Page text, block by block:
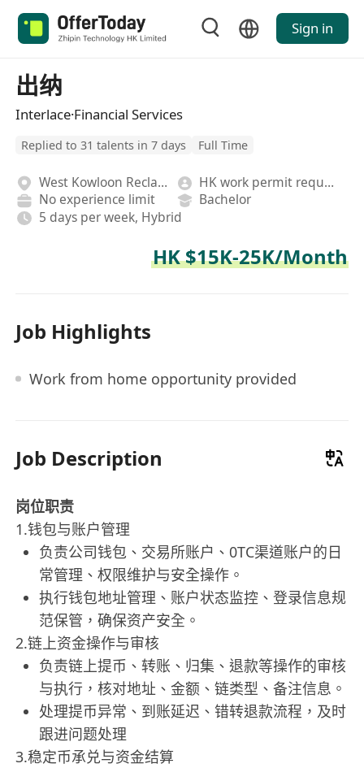
Sign in
出纳
Interlace·Financial Services
Replied to 31 talents in 7 days Full Time
West Kowloon Reclamation
HK work permit required
No experience limit
Bachelor
5 days per week, Hybrid
HK $15K-25K/Month
Job Highlights
Work from home opportunity provided
Job Description
岗位职责
1.钱包与账户管理
负责公司钱包、交易所账户、0TC渠道账户的日
常管理、权限维护与安全操作。
执行钱包地址管理、账户状态监控、登录信息规
范保管，确保资产安全。
2.链上资金操作与审核
负责链上提币、转账、归集、退款等操作的审核
与执行，核对地址、金额、链类型、备注信息。
处理提币异常、到账延迟、错转退款流程，及时
跟进问题处理
3.稳定币承兑与资金结算